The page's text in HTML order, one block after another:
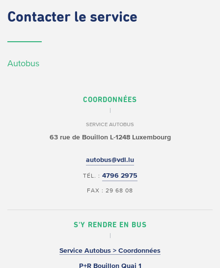
Contacter le service
Autobus
COORDONNÉES
SERVICE AUTOBUS
63 rue de BouillonL-1248 Luxembourg
autobus@vdl.lu
TÉL. : 4796 2975
FAX : 29 68 08
S'Y RENDRE EN BUS
Service Autobus > Coordonnées
P+R Bouillon Quai 1